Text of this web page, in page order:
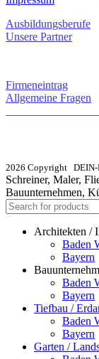
Ausbildungsberufe
Unsere Partner
Firmeneintrag
Allgemeine Fragen
2026 Copyright DEIN-
Schreiner, Maler,
Bauunternehmen,
Architekten /
Baden
Bayern
Baden
Bayern
Tiefbau /
Baden
Bayern
Garten /